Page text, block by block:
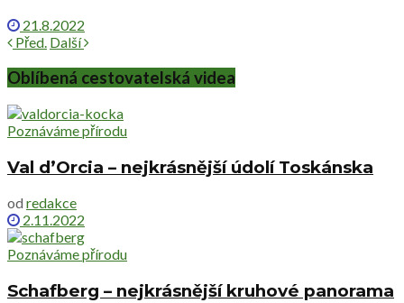
21.8.2022
Před. Další
Oblíbená cestovatelská videa
Poznáváme přírodu
Val d’Orcia – nejkrásnější údolí Toskánska
od redakce
2.11.2022
Poznáváme přírodu
Schafberg – nejkrásnější kruhové panorama